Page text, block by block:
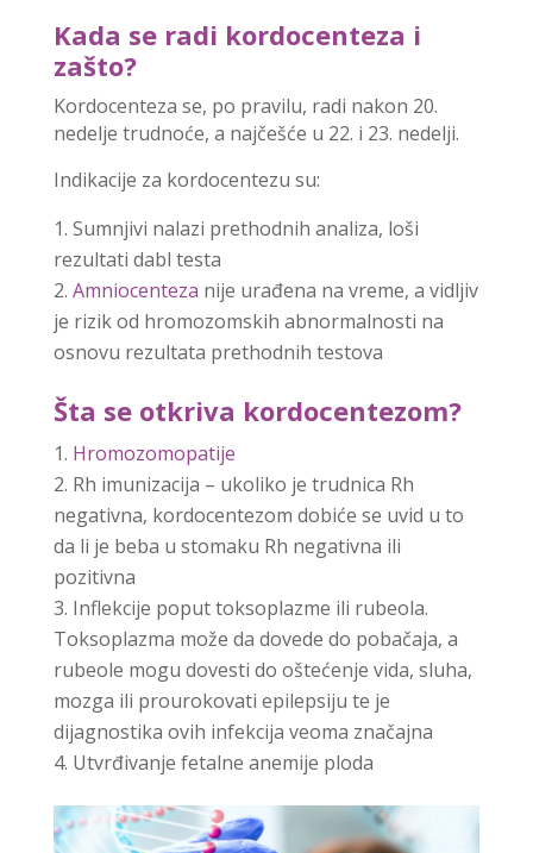
Kada se radi kordocenteza i
zašto?
Kordocenteza se, po pravilu, radi nakon 20.
nedelje trudnoće, a najčešće u 22. i 23. nedelji.
Indikacije za kordocentezu su:
Sumnjivi nalazi prethodnih analiza, loši
rezultati dabl testa
Amniocenteza nije urađena na vreme, a vidljiv
je rizik od hromozomskih abnormalnosti na
osnovu rezultata prethodnih testova
Šta se otkriva kordocentezom?
Hromozomopatije
Rh imunizacija – ukoliko je trudnica Rh
negativna, kordocentezom dobiće se uvid u to
da li je beba u stomaku Rh negativna ili
pozitivna
Inflekcije poput toksoplazme ili rubeola.
Toksoplazma može da dovede do pobačaja, a
rubeole mogu dovesti do oštećenje vida, sluha,
mozga ili prourokovati epilepsiju te je
dijagnostika ovih infekcija veoma značajna
Utvrđivanje fetalne anemije ploda